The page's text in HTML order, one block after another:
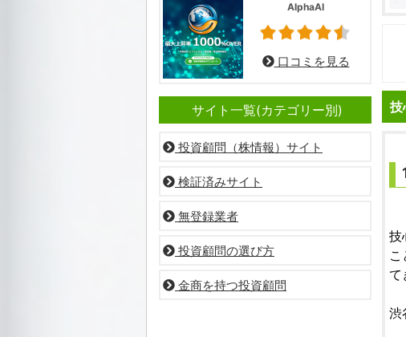
技
技
て
渋
AlphaAI
口コミを見る
サイト一覧(カテゴリー別)
投資顧問（株情報）サイト
検証済みサイト
無登録業者
投資顧問の選び方
金商を持つ投資顧問